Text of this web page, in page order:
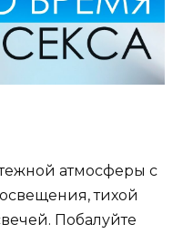
атмосферы с
тихой
Побалуйте